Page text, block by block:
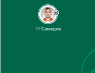
19Самедов